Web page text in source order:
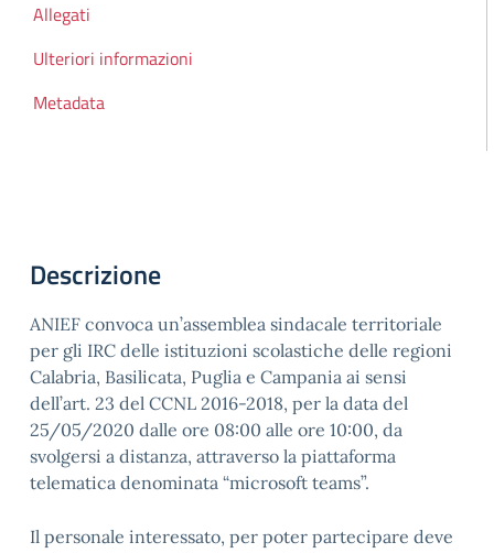
Allegati
Ulteriori informazioni
Metadata
Descrizione
ANIEF convoca un’assemblea sindacale territoriale
per gli IRC delle istituzioni scolastiche delle regioni
Calabria, Basilicata, Puglia e Campania ai sensi
dell’art. 23 del CCNL 2016-2018, per la data del
25/05/2020 dalle ore 08:00 alle ore 10:00, da
svolgersi a distanza, attraverso la piattaforma
telematica denominata “microsoft teams”.
Il personale interessato, per poter partecipare deve